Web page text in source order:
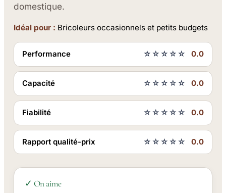
domestique.
Idéal pour : Bricoleurs occasionnels et petits budgets
Performance ☆☆☆☆☆ 0.0
Capacité ☆☆☆☆☆ 0.0
Fiabilité ☆☆☆☆☆ 0.0
Rapport qualité-prix ☆☆☆☆☆ 0.0
✓ On aime